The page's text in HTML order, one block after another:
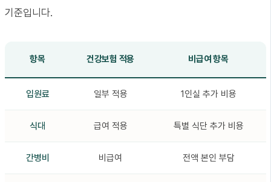
기준입니다.
항목 건강보험 적용 비급여 항목
입원료 일부 적용 1인실 추가 비용
식대 급여 적용 특별 식단 추가 비용
간병비 비급여 전액 본인 부담